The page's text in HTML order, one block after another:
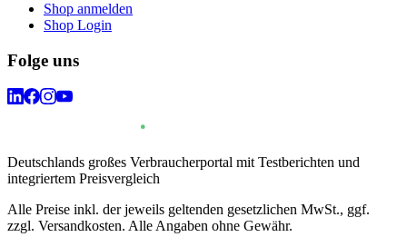
Shop anmelden
Shop Login
Folge uns
Deutschlands großes Verbraucherportal mit Testberichten und
integriertem Preisvergleich
Alle Preise inkl. der jeweils geltenden gesetzlichen MwSt., ggf.
zzgl. Versandkosten. Alle Angaben ohne Gewähr.